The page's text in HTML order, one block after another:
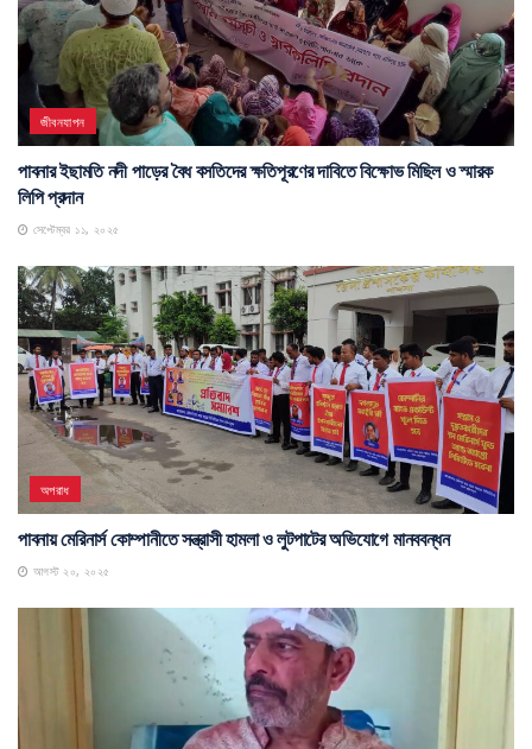
জীবনযাপন
পাবনার ইছামতি নদী পাড়ের বৈধ বসতিদের ক্ষতিপূরণের দাবিতে বিক্ষোভ মিছিল ও স্মারক
লিপি প্রদান
সেপ্টেম্বর ১১, ২০২৫
অপরাধ
পাবনায় মেরিনার্স কোম্পানীতে সন্ত্রাসী হামলা ও লুটপাটের অভিযোগে মানববন্ধন
আগস্ট ২০, ২০২৫